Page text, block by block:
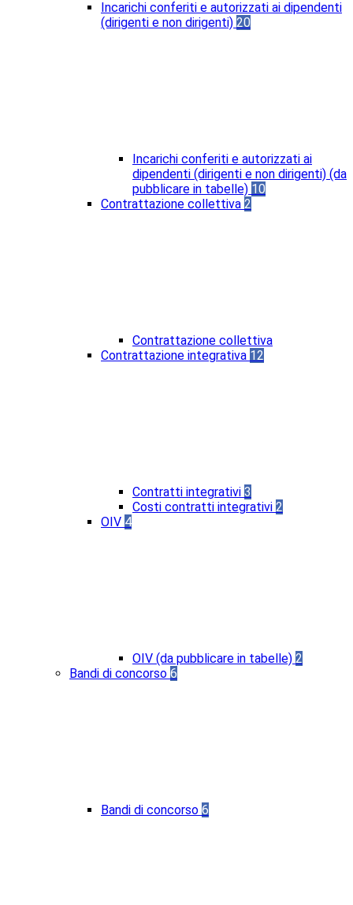
Incarichi conferiti e autorizzati ai dipendenti
(dirigenti e non dirigenti) 20
Incarichi conferiti e autorizzati ai
dipendenti (dirigenti e non dirigenti) (da
pubblicare in tabelle) 10
Contrattazione collettiva 2
Contrattazione collettiva
Contrattazione integrativa 12
Contratti integrativi 3
Costi contratti integrativi 2
OIV 4
OIV (da pubblicare in tabelle) 2
Bandi di concorso 6
Bandi di concorso 6